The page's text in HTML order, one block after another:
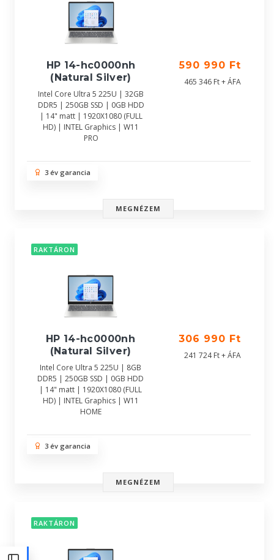
HP 14-hc0000nh
(Natural Silver)
Intel Core Ultra 5 225U | 32GB
DDR5 | 250GB SSD | 0GB HDD
| 14" matt | 1920X1080 (FULL
HD) | INTEL Graphics | W11
PRO
590 990 Ft
465 346 Ft + ÁFA
3 év garancia
MEGNÉZEM
RAKTÁRON
HP 14-hc0000nh
(Natural Silver)
Intel Core Ultra 5 225U | 8GB
DDR5 | 250GB SSD | 0GB HDD
| 14" matt | 1920X1080 (FULL
HD) | INTEL Graphics | W11
HOME
306 990 Ft
241 724 Ft + ÁFA
3 év garancia
MEGNÉZEM
RAKTÁRON